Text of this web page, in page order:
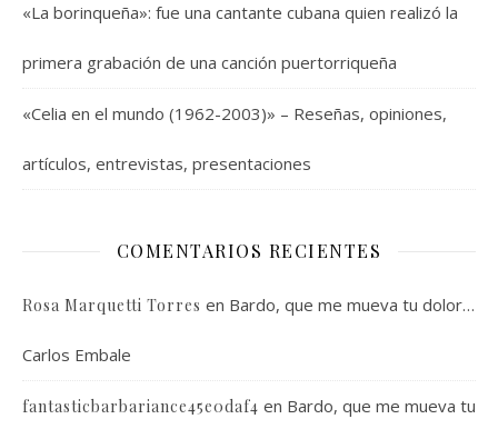
«La borinqueña»: fue una cantante cubana quien realizó la
primera grabación de una canción puertorriqueña
«Celia en el mundo (1962-2003)» – Reseñas, opiniones,
artículos, entrevistas, presentaciones
COMENTARIOS RECIENTES
Rosa Marquetti Torres en Bardo, que me mueva tu dolor…
Carlos Embale
fantasticbarbariance45e0daf4 en Bardo, que me mueva tu